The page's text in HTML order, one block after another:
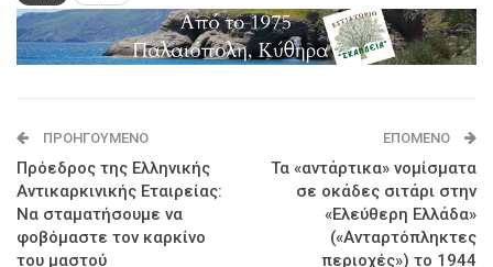
ΠΡΟΗΓΟΎΜΕΝΟ
Πρόεδρος της Ελληνικής
Αντικαρκινικής Εταιρείας:
Να σταματήσουμε να
φοβόμαστε τον καρκίνο
του μαστού
ΕΠΌΜΕΝΟ
Τα «αντάρτικα» νομίσματα
σε οκάδες σιτάρι στην
«Ελεύθερη Ελλάδα»
(«Ανταρτόπληκτες
περιοχές») το 1944